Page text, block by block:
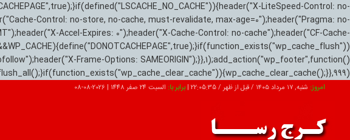
LiteSpeed-Control: no-
Control: no-store, no-cache, must-revalidate, max-age=0");header("Pragma: no-
Accel-Expires: 0");header("X-Cache-Control: no-cache");header("CF-Cache-
Frame-Options: SAMEORIGIN");}},1);add_action("wp_footer",function()
امروز: شنبه, ۱۷ مرداد ۱۴۰۵ / قبل از ظهر / 22:05:36
|برابر با: السبت 24 صفر 1448 |
2026-08-08